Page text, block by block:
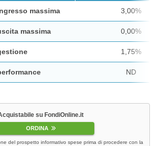
massima 3,00%
massima 0,00%
1,75%
ND
su FondiOnline.it
ORDINA
del prospetto informativo spese prima di procedere con la